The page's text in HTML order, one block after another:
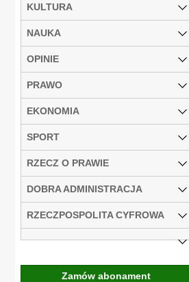
KULTURA
NAUKA
OPINIE
PRAWO
EKONOMIA
SPORT
RZECZ O PRAWIE
DOBRA ADMINISTRACJA
RZECZPOSPOLITA CYFROWA
Zamów abonament